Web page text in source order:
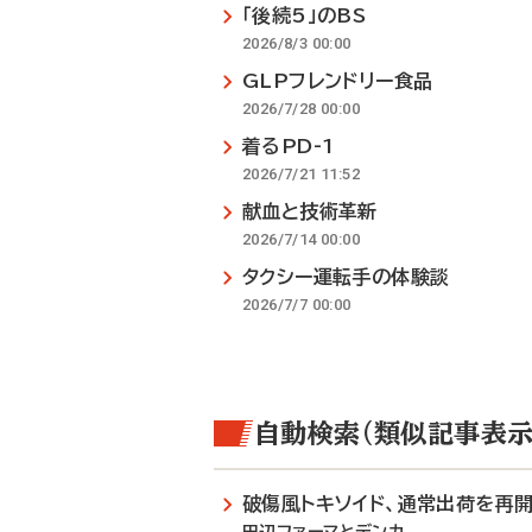
「後続5」のBS
2026/8/3 00:00
GLPフレンドリー食品
2026/7/28 00:00
着るPD-1
2026/7/21 11:52
献血と技術革新
2026/7/14 00:00
タクシー運転手の体験談
2026/7/7 00:00
自動検索（類似記事表示
破傷風トキソイド、通常出荷を再